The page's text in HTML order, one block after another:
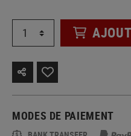
MODES DE PAIEMENT